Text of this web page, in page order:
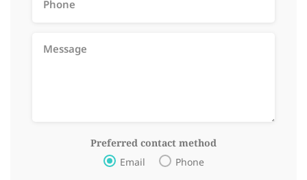
Preferred contact method
Email Phone